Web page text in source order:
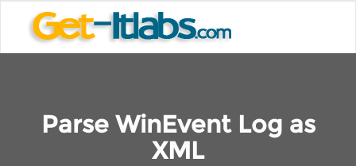
Parse WinEvent Log as
XML